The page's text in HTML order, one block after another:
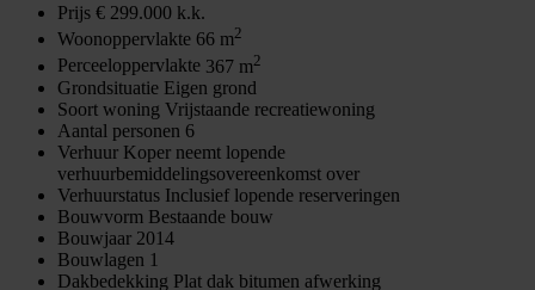
Prijs € 299.000 k.k.
Woonoppervlakte 66 m2
Perceeloppervlakte 367 m2
Grondsituatie Eigen grond
Soort woning Vrijstaande recreatiewoning
Aantal personen 6
Verhuur Koper neemt lopende
verhuurbemiddelingsovereenkomst over
Verhuurstatus Inclusief lopende reserveringen
Bouwvorm Bestaande bouw
Bouwjaar 2014
Bouwlagen 1
Dakbedekking Plat dak bitumen afwerking